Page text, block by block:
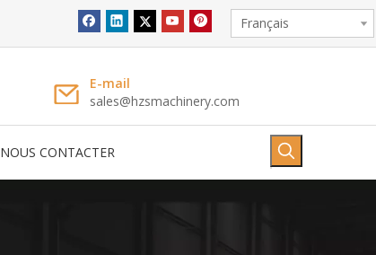
Français
E-mail
sales@hzsmachinery.com
NOUS CONTACTER